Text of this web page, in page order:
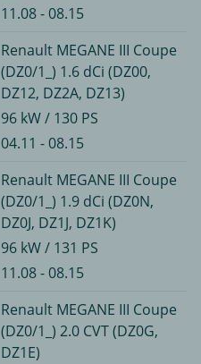
11.08 - 08.15
Renault MEGANE III Coupe
(DZ0/1_) 1.6 dCi (DZ00,
DZ12, DZ2A, DZ13)
96 kW / 130 PS
04.11 - 08.15
Renault MEGANE III Coupe
(DZ0/1_) 1.9 dCi (DZ0N,
DZ0J, DZ1J, DZ1K)
96 kW / 131 PS
11.08 - 08.15
Renault MEGANE III Coupe
(DZ0/1_) 2.0 CVT (DZ0G,
DZ1E)